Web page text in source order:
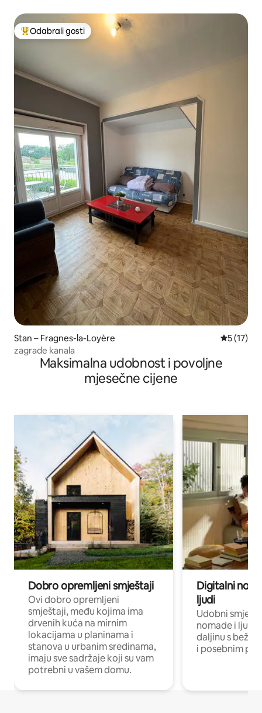
Među najviše rangiranima s oznakom „Odabrali gosti”
Odabrali gosti
Stan – Fragnes-la-Loyère Prosječna
5 (17)
zagrade kanala
Maksimalna udobnost i povoljne
mjesečne cijene
Dobro opremljeni smještaji
Ovi dobro opremljeni
smještaji, među kojima ima
drvenih kuća na mirnim
lokacijama u planinama i
stanova u urbanim sredinama,
imaju sve sadržaje koji su vam
potrebni u vašem domu.
Digitalni
ljudi
Udobni
nomade i ljude
daljinu s
i posebnim